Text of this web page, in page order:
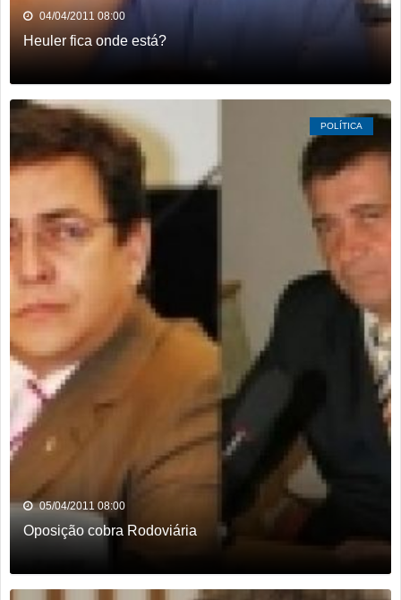
04/04/2011 08:00
Heuler fica onde está?
POLÍTICA
05/04/2011 08:00
Oposição cobra Rodoviária